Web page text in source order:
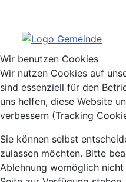
Wir benutzen Cookies
Wir nutzen Cookies auf
sind essenziell für den
uns helfen, diese Website
verbessern (Tracking
Sie können selbst
zulassen möchten. Bitte
Ablehnung womöglich